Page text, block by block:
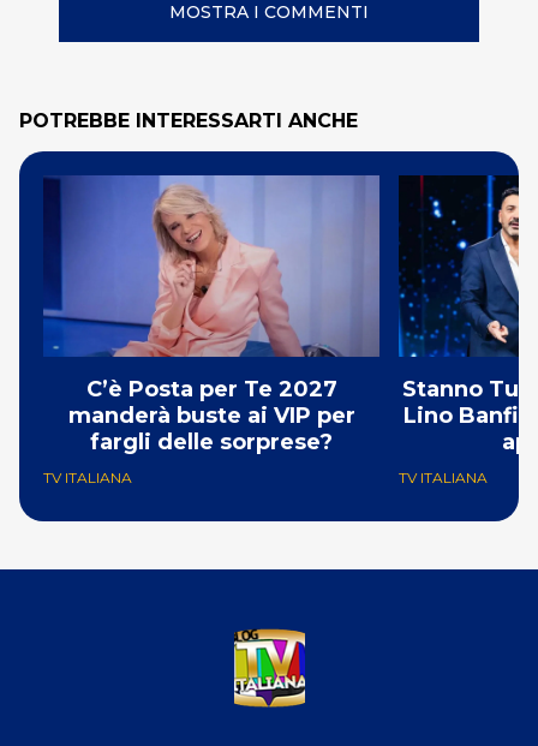
MOSTRA I COMMENTI
POTREBBE INTERESSARTI ANCHE
C’è Posta per Te 2027
manderà buste ai VIP per
fargli delle sorprese?
TV ITALIANA
Stanno
Lino Banfi
TV ITALIANA